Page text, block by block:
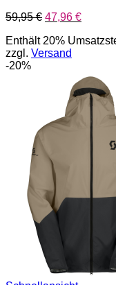
59,95€ Ursprünglicher
war:
59,95 €
47,96 €
ist:
Enthält 20%
zzgl. Versand
-20%